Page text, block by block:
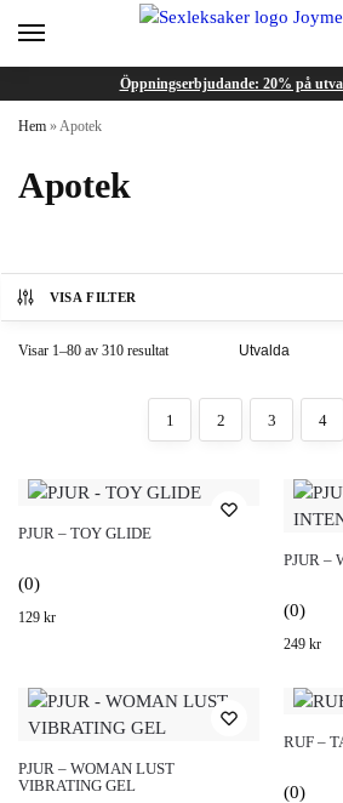
Öppningserbjudande: 20% på
Hem »Apotek
Apotek
VISA FILTER
Visar 1–80 av 310 resultat
1 2 3 4
PJUR – TOY GLIDE
(0)
129 kr
PJUR –
(0)
249 kr
PJUR – WOMAN LUST
VIBRATING GEL
RUF –
(0)